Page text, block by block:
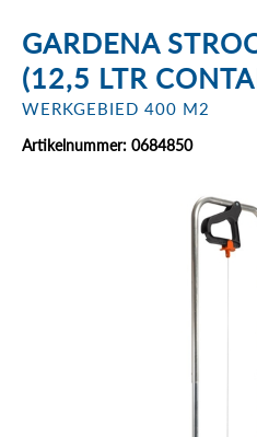
GARDENA
(12,5 LTR
WERKGEBIED 400 M2
Artikelnummer: 0684850